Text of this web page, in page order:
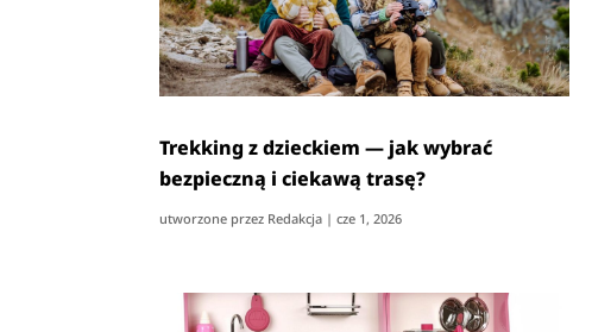
Trekking z dzieckiem — jak wybrać
bezpieczną i ciekawą trasę?
utworzone przez Redakcja |cze 1, 2026